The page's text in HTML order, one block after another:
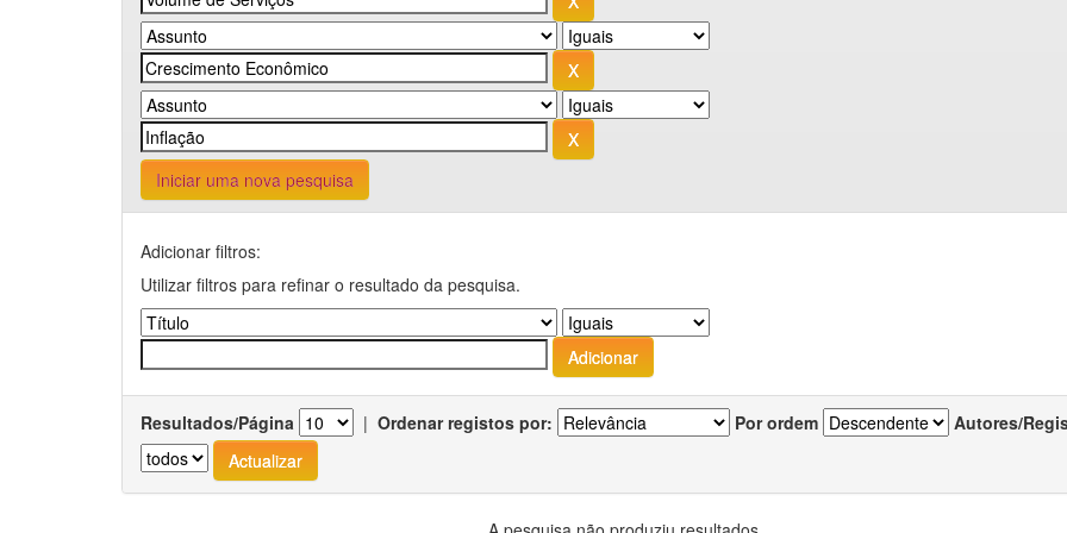
Iniciar uma nova pesquisa
Adicionar filtros:
Utilizar filtros para refinar o resultado da pesquisa.
Resultados/Página | Ordenar registos por: Por ordem Autores/